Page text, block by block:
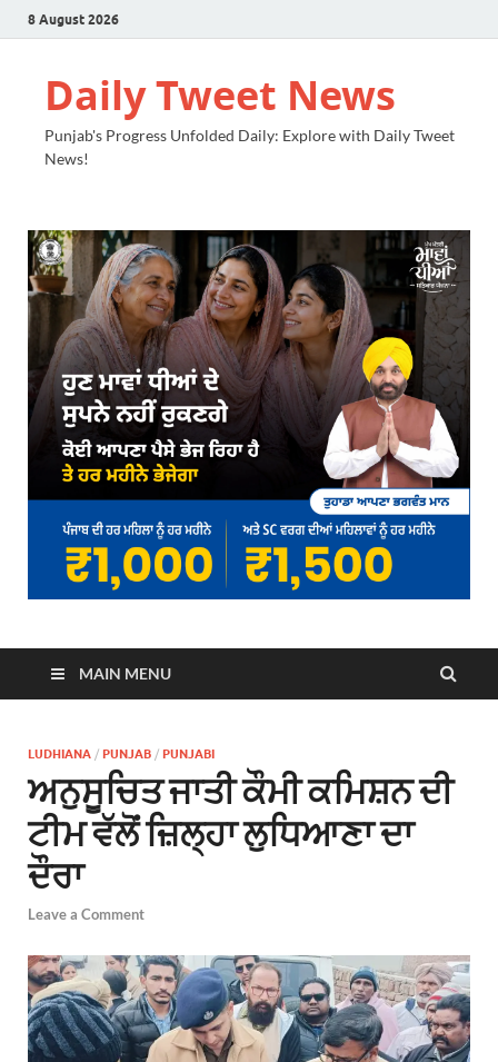
8 August 2026
Daily Tweet News
Punjab's Progress Unfolded Daily: Explore with Daily Tweet
News!
MAIN MENU
LUDHIANA / PUNJAB / PUNJABI
ਅਨੁਸੂਚਿਤ ਜਾਤੀ ਕੌਮੀ ਕਮਿਸ਼ਨ ਦੀ
ਟੀਮ ਵੱਲੋਂ ਜ਼ਿਲ੍ਹਾ ਲੁਧਿਆਣਾ ਦਾ
ਦੌਰਾ
Leave a Comment